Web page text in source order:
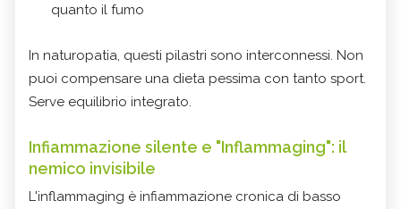
quanto il fumo
In naturopatia, questi pilastri sono interconnessi. Non
puoi compensare una dieta pessima con tanto sport.
Serve equilibrio integrato.
Infiammazione silente e "Inflammaging": il
nemico invisibile
L'inflammaging è infiammazione cronica di basso